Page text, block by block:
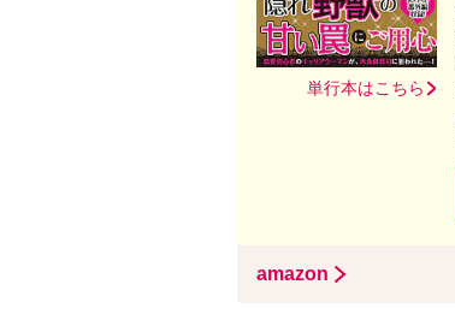
単行本はこちら
amazon